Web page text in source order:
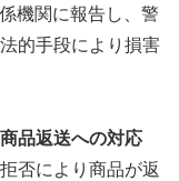
機関に報告し、警
的手段により損害
品返送への対応
否により商品が返